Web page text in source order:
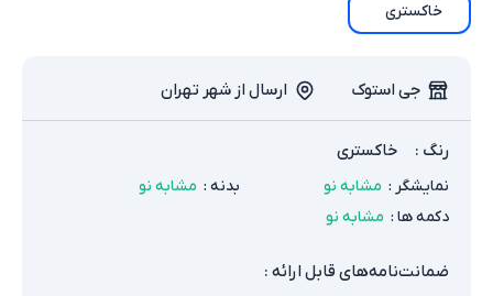
خاکستری
جی استوک ارسال از شهر تهران
رنگ : خاکستری
نمایشگر : مشابه نو بدنه : مشابه نو
دکمه ها : مشابه نو
ضمانت‌نامه‌های قابل ارائه :